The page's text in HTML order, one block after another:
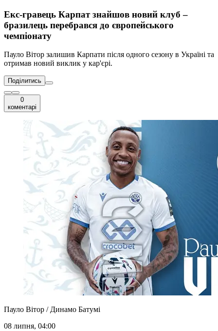
Екс-гравець Карпат знайшов новий клуб –
бразилець перебрався до європейського
чемпіонату
Пауло Вітор залишив Карпати після одного сезону в Україні та
отримав новий виклик у кар'єрі.
Поділитись
0
коментарі
Пауло Вітор / Динамо Батумі
08 липня, 04:00